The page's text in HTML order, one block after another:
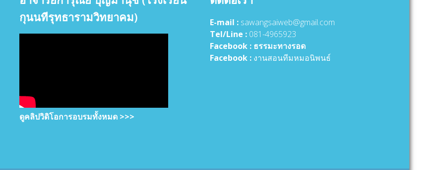
กุนนทีรุทธารามวิทยาคม)
ดูคลิปวิดิโอการอบรมทั้งหมด >>>
E-mail : sawangsaiweb@gmail.com
Tel/Line :081-4965923
Facebook : ธรรมะทางรอด
Facebook : งานสอนทีมหมอนิพนธ์